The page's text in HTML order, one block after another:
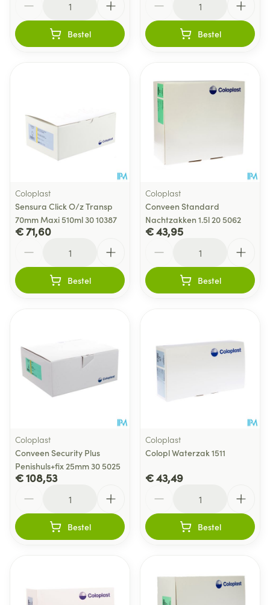
Bestel Bestel
Coloplast
Sensura Click O/z Transp
70mm Maxi 510ml 30 10387
€ 71,60
Bestel
Coloplast
Conveen Standard
Nachtzakken 1.5l 20 5062
€ 43,95
Bestel
Coloplast
Conveen Security Plus
Penishuls+fix 25mm 30 5025
€ 108,53
Bestel
Coloplast
Colopl Waterzak 1511
€ 43,49
Bestel